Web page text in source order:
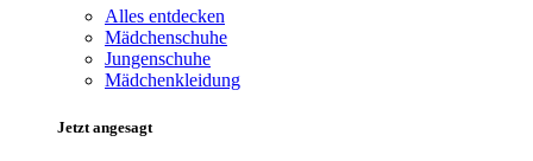
Alles entdecken
Mädchenschuhe
Jungenschuhe
Mädchenkleidung
Jetzt angesagt